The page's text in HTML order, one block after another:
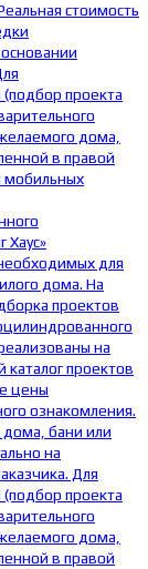
стоимость
проекта
дома,
в правой
мобильных
Хаус»
для
дома. На
проектов
на
проектов
цены
ознакомления.
дома, бани или
на
Для
проекта
дома,
в правой